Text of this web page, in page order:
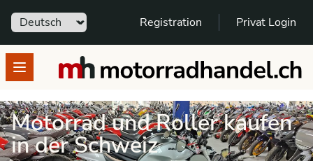
Sprache Registration Privat Login
Open menumotorradhandel.ch
Motorrad und Roller kaufen
in der Schweiz